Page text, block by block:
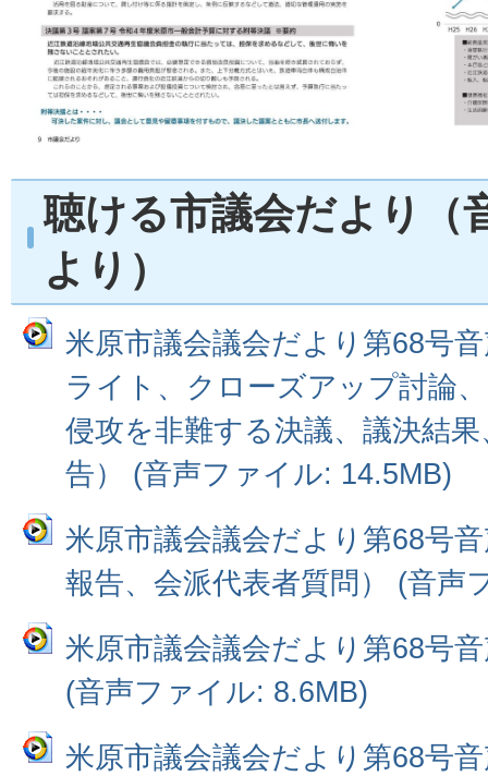
聴ける市議会だより（
より）
米原市議会議会だより第68号
ライト、クローズアップ討論
侵攻を非難する決議、議決結
告） (音声ファイル: 14.5MB)
米原市議会議会だより第68号
報告、会派代表者質問） (音声
米原市議会議会だより第68号
(音声ファイル: 8.6MB)
米原市議会議会だより第68号